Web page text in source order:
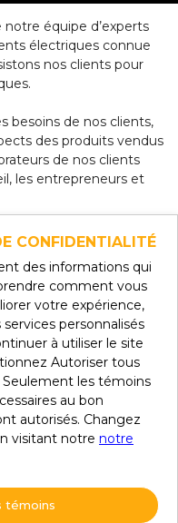
notre équipe d’experts
électriques connue
nos clients pour
besoins de nos clients,
des produits vendus
de nos clients
les entrepreneurs et
les membres
COLLABORENT
c’est aussi ce qui
CONFIDENTIALITÉ
des informations qui
comment vous
votre expérience,
personnalisés
à utiliser le site
Autoriser tous
les témoins
au bon
autorisés. Changez
visitant notre notre
témoins